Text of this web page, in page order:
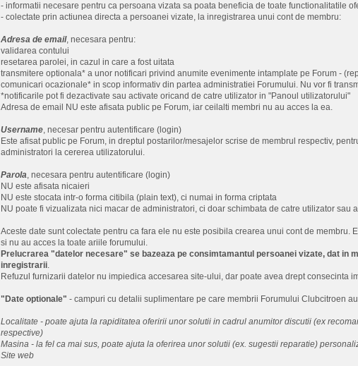
- informatii necesare pentru ca persoana vizata sa poata beneficia de toate functionalitatile
- colectate prin actiunea directa a persoanei vizate, la inregistrarea unui cont de membru:
Adresa de email, necesara pentru:
validarea contului
resetarea parolei, in cazul in care a fost uitata
transmitere optionala* a unor notificari privind anumite evenimente intamplate pe Forum -
comunicari ocazionale* in scop informativ din partea administratiei Forumului. Nu vor fi
*notificarile pot fi dezactivate sau activate oricand de catre utilizator in "Panoul utilizatorului"
Adresa de email NU este afisata public pe Forum, iar ceilalti membri nu au acces la ea.
Username, necesar pentru autentificare (login)
Este afisat public pe Forum, in dreptul postarilor/mesajelor scrise de membrul respectiv,
administratori la cererea utilizatorului.
Parola, necesara pentru autentificare (login)
NU este afisata nicaieri
NU este stocata intr-o forma citibila (plain text), ci numai in forma criptata
NU poate fi vizualizata nici macar de administratori, ci doar schimbata de catre utilizator sau
Aceste date sunt colectate pentru ca fara ele nu este posibila crearea unui cont de
si nu au acces la toate ariile forumului.
Prelucrarea "datelor necesare" se bazeaza pe consimtamantul persoanei vizate, dat in
inregistrarii.
Refuzul furnizarii datelor nu impiedica accesarea site-ului, dar poate avea drept consecinta
"Date optionale" - campuri cu detalii suplimentare pe care membrii Forumului Clubcitroen
Localitate - poate ajuta la rapiditatea oferirii unor solutii in cadrul anumitor discutii (ex
respective)
Masina - la fel ca mai sus, poate ajuta la oferirea unor solutii (ex. sugestii reparatie)
Site web